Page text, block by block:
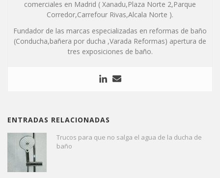
comerciales en Madrid ( Xanadu,Plaza Norte 2,Parque
Corredor,Carrefour Rivas,Alcala Norte ).
Fundador de las marcas especializadas en reformas de baño
(Conducha,bañera por ducha ,Varada Reformas) apertura de
tres exposiciones de baño.
ENTRADAS RELACIONADAS
Trucos para que no salga el agua de la ducha de
baño